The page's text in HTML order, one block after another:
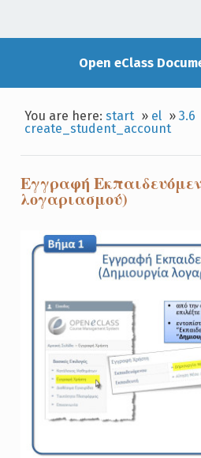
Open eClass
You are here:start » el »3.6
create_student_account
Εγγραφή
λογαριασμού)